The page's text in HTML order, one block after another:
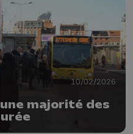
10/02/2026
majorité des